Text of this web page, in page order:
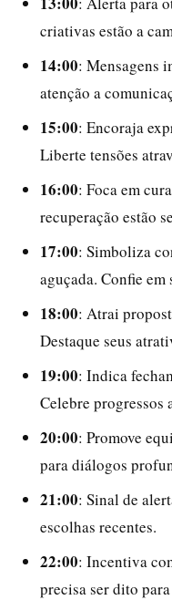
criativas estão a
14:00: Mensagens
atenção a
15:00: Encoraja
Liberte tensões
16:00: Foca em
recuperação estão
17:00: Simboliza
aguçada. Confie
18:00: Atrai
Destaque seus
19:00: Indica
Celebre progressos
20:00: Promove
para diálogos
21:00: Sinal de
escolhas recentes.
22:00: Incentiva
precisa ser dito